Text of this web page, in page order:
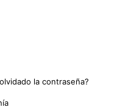
la contraseña?